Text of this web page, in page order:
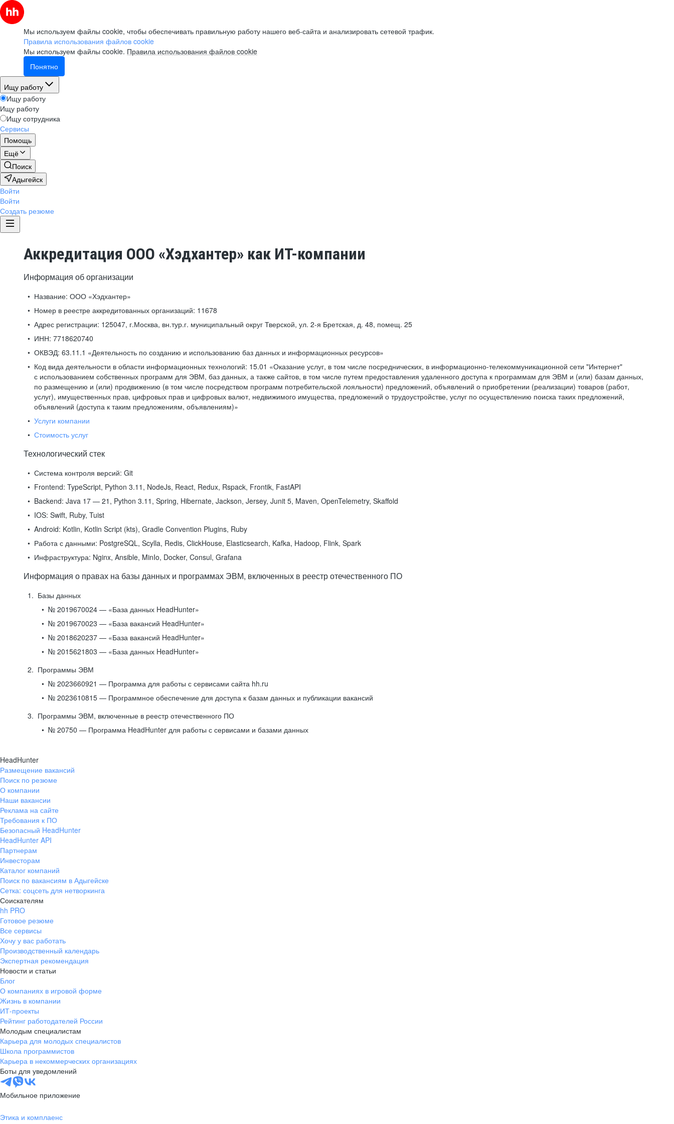
Мы используем файлы cookie, чтобы обеспечивать правильную работу нашего веб-сайта и анализировать сетевой трафик.
Правила использования файлов cookie
Мы используем файлы cookie. Правила использования файлов cookie
Понятно
Ищу работу
Ищу работу
Ищу работу
Ищу сотрудника
Сервисы
Помощь
Ещё
Поиск
Адыгейск
Войти
Войти
Создать резюме
Аккредитация ООО «Хэдхантер» как ИТ-компании
Информация об организации
Название: ООО «Хэдхантер»
Номер в реестре аккредитованных организаций: 11678
Адрес регистрации: 125047, г.Москва, вн.тур.г. муниципальный округ Тверской, ул. 2-я Бретская, д. 48, помещ. 25
ИНН: 7718620740
ОКВЭД: 63.11.1 «Деятельность по созданию и использованию баз данных и информационных ресурсов»
Код вида деятельности в области информационных технологий: 15.01 «Оказание услуг, в том числе посреднических, в информационно-телекоммуникационной сети "Интернет"
с использованием собственных программ для ЭВМ, баз данных, а также сайтов, в том числе путем предоставления удаленного доступа к программам для ЭВМ и (или) базам данных,
по размещению и (или) продвижению (в том числе посредством программ потребительской лояльности) предложений, объявлений о приобретении (реализации) товаров (работ,
услуг), имущественных прав, цифровых прав и цифровых валют, недвижимого имущества, предложений о трудоустройстве, услуг по осуществлению поиска таких предложений,
объявлений (доступа к таким предложениям, объявлениям)»
Услуги компании
Стоимость услуг
Технологический стек
Система контроля версий: Git
Frontend: TypeScript, Python 3.11, NodeJs, React, Redux, Rspack, Frontik, FastAPI
Backend: Java 17 — 21, Python 3.11, Spring, Hibernate, Jackson, Jersey, Junit 5, Maven, OpenTelemetry, Skaffold
IOS: Swift, Ruby, Tuist
Android: Kotlin, Kotlin Script (kts), Gradle Convention Plugins, Ruby
Работа с данными: PostgreSQL, Scylla, Redis, ClickHouse, Elasticsearch, Kafka, Hadoop, Flink, Spark
Инфраструктура: Nginx, Ansible, MinIo, Docker, Consul, Grafana
Информация о правах на базы данных и программах ЭВМ, включенных в реестр отечественного ПО
Базы данных
№ 2019670024 — «База данных HeadHunter»
№ 2019670023 — «База вакансий HeadHunter»
№ 2018620237 — «База вакансий HeadHunter»
№ 2015621803 — «База данных HeadHunter»
Программы ЭВМ
№ 2023660921 — Программа для работы с сервисами сайта hh.ru
№ 2023610815 — Программное обеспечение для доступа к базам данных и публикации вакансий
Программы ЭВМ, включенные в реестр отечественного ПО
№ 20750 — Программа HeadHunter для работы с сервисами и базами данных
HeadHunter
Размещение вакансий
Поиск по резюме
О компании
Наши вакансии
Реклама на сайте
Требования к ПО
Безопасный HeadHunter
HeadHunter API
Партнерам
Инвесторам
Каталог компаний
Поиск по вакансиям в Адыгейске
Сетка: соцсеть для нетворкинга
Соискателям
hh PRO
Готовое резюме
Все сервисы
Хочу у вас работать
Производственный календарь
Экспертная рекомендация
Новости и статьи
Блог
О компаниях в игровой форме
Жизнь в компании
ИТ-проекты
Рейтинг работодателей России
Молодым специалистам
Карьера для молодых специалистов
Школа программистов
Карьера в некоммерческих организациях
Боты для уведомлений
Мобильное приложение
Этика и комплаенс